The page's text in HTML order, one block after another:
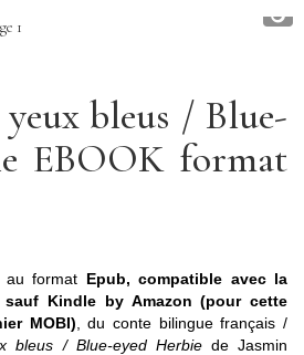
bleus / Blue-
EBOOK format
au format Epub, compatible avec la
Kindle by Amazon (pour cette
MOBI) , du conte bilingue français /
bleus / Blue-eyed Herbiede Jasmin